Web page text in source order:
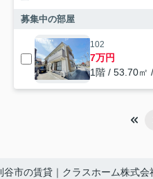
募集中の部屋
102
7万円
1階 / 53.70㎡
谷市の賃貸｜クラスホーム株式会